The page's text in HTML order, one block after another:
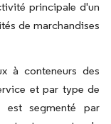
principale d'un
de marchandises
à conteneurs des
et par type de
est segmenté par